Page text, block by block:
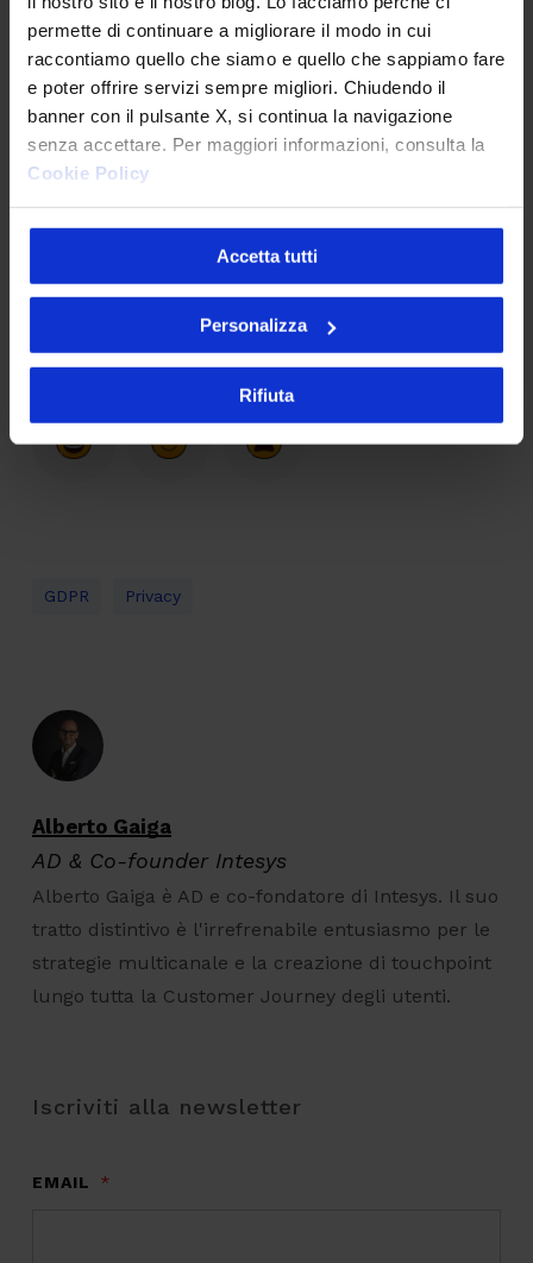
permette di continuare a migliorare il modo in cui
raccontiamo quello che siamo e quello che sappiamo fare
e poter offrire servizi sempre migliori. Chiudendo il
banner con il pulsante X, si continua la navigazione
senza accettare. Per maggiori informazioni, consulta la
Cookie Policy
Accetta tutti
Personalizza
Rifiuta
Predisporre il Piano di azione da attivare
in caso di Data Breachovvero quando si
verificasse una violazione di dati
personali.
Cosa ne pensi dell'articolo?
GDPR Privacy
Alberto Gaiga
AD & Co-founder Intesys
Alberto Gaiga è AD e co-fondatore di Intesys. Il suo
tratto distintivo è l'irrefrenabile entusiasmo per le
strategie multicanale e la creazione di touchpoint
lungo tutta la Customer Journey degli utenti.
Iscriviti alla newsletter
EMAIL *